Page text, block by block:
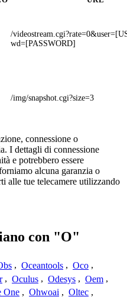
/
wd=[PASSWORD]
/img/snapshot.cgi?size=3
connessione o
I dettagli di connessione
e potrebbero essere
alcuna garanzia o
alle tue telecamere utilizzando
con "O"
, Oceantools , Oco ,
, Oculus , Odesys , Oem ,
One , Ohwoai , Oltec ,